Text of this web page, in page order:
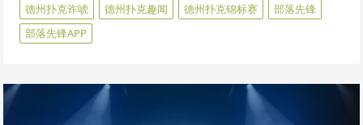
德州扑克诈唬
德州扑克趣闻 德州扑克锦标赛
部落先锋
部落先锋APP